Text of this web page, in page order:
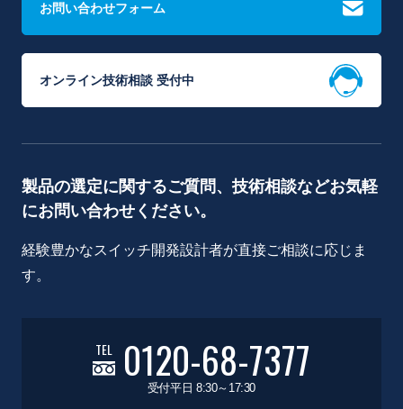
お問い合わせフォーム
オンライン技術相談 受付中
製品の選定に関するご質問、技術相談などお気軽
にお問い合わせください。
経験豊かなスイッチ開発設計者が直接ご相談に応じま
す。
TEL 0120-68-7377
受付平日 8:30～17:30